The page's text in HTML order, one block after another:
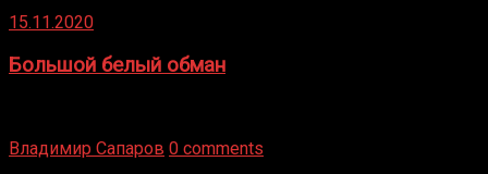
15.11.2020
Большой белый обман
Владимир Сапаров 0 comments